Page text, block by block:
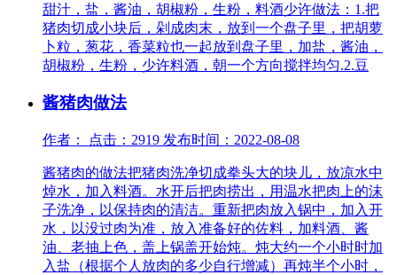
甜汁，盐，酱油，胡椒粉，生粉，料酒少许做法：1.把
猪肉切成小块后，剁成肉末，放到一个盘子里，把胡萝
卜粒，葱花，香菜粒也一起放到盘子里，加盐，酱油，
胡椒粉，生粉，少许料酒，朝一个方向搅拌均匀.2.豆
酱猪肉做法
作者： 点击：2919 发布时间：2022-08-08
酱猪肉的做法把猪肉洗净切成拳头大的块儿，放凉水中
焯水，加入料酒。水开后把肉捞出，用温水把肉上的沫
子洗净，以保持肉的清洁。重新把肉放入锅中，加入开
水，以没过肉为准，放入准备好的佐料，加料酒、酱
油、老抽上色，盖上锅盖开始炖。炖大约一个小时时加
入盐（根据个人放肉的多少自行增减）再炖半个小时，